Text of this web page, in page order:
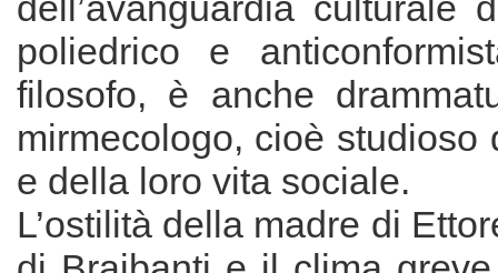
poliedrico e
filosofo, è anche
mirmecologo, cioè studioso
e della loro vita sociale.
L’ostilità della madre di